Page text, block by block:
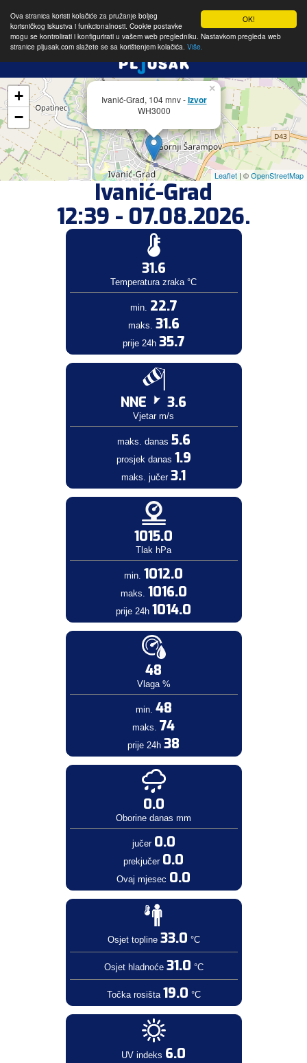
OK!
Ova stranica koristi kolačiće za pružanje boljeg
korisničkog iskustva i funkcionalnosti. Cookie postavke
mogu se kontrolirati i konfigurirati u vašem web pregledniku. Nastavkom pregleda web
stranice pljusak.com slažete se sa korištenjem kolačića. Više.
Ivanić-Grad, 104 mnv -Izvor
WH3000
×
+
−
Leaflet| ©OpenStreetMap
Ivanić-Grad
12:39 - 07.08.2026.
31.6
Temperatura zraka °C
min. 22.7
maks. 31.6
prije 24h 35.7
NNE 3.6
Vjetar m/s
maks. danas 5.6
prosjek danas 1.9
maks. jučer 3.1
1015.0
Tlak hPa
min. 1012.0
maks. 1016.0
prije 24h 1014.0
48
Vlaga %
min. 48
maks. 74
prije 24h 38
0.0
Oborine danas mm
jučer 0.0
prekjučer 0.0
Ovaj mjesec 0.0
Osjet topline 33.0 °C
Osjet hladnoće 31.0 °C
Točka rosišta 19.0 °C
UV indeks 6.0